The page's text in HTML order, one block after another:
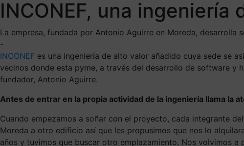
INCONEF, una
La empresa, fundada por Antonio Aguirre en Moreda,
-
INCONEF es una ingeniería de alto valor añadido cuya sede se
vecinos donde esta pyme, a través del desarrollo de software y
fundador, Antonio Aguirre.
Antes de entrar en la propia actividad de la ingeniería llama la
Cuando empezamos a soñar con el proyecto, cada integrante
Moreda a otro edificio así que les propusimos que nos lo
años y tuvimos que buscar otro emplazamiento. Nos volvimos